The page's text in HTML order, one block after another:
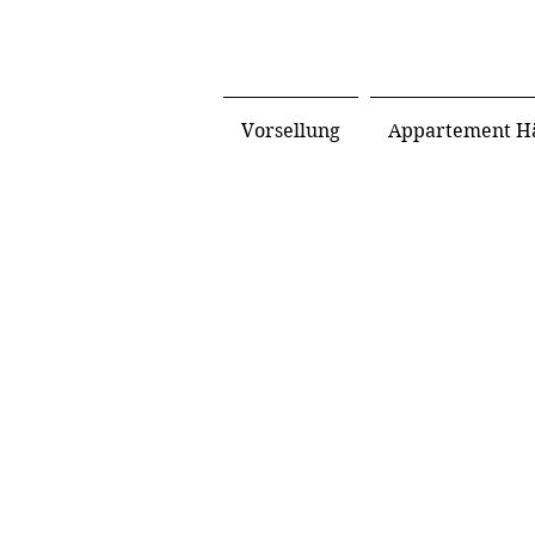
Vorsellung Appartement